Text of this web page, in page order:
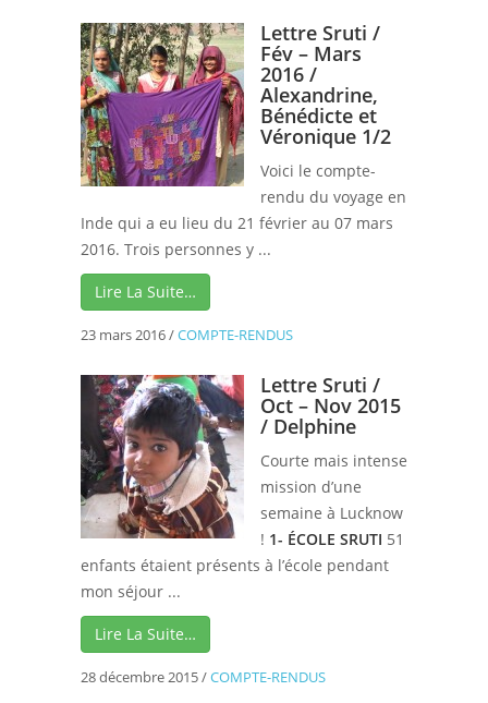
Lettre Sruti /
Fév – Mars
2016 /
Alexandrine,
Bénédicte et
Véronique 1/2
Voici le compte-
rendu du voyage en
Inde qui a eu lieu du 21 février au 07 mars
2016. Trois personnes y ...
Lire La Suite…
23 mars 2016/COMPTE-RENDUS
Lettre Sruti /
Oct – Nov 2015
/ Delphine
Courte mais intense
mission d’une
semaine à Lucknow
! 1- ÉCOLE SRUTI 51
enfants étaient présents à l’école pendant
mon séjour ...
Lire La Suite…
28 décembre 2015/COMPTE-RENDUS